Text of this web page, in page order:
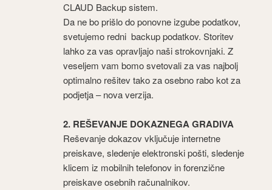
CLAUD Backup sistem.
Da ne bo prišlo do ponovne izgube podatkov,
svetujemo redni backup podatkov. Storitev
lahko za vas opravljajo naši strokovnjaki. Z
veseljem vam bomo svetovali za vas najbolj
optimalno rešitev tako za osebno rabo kot za
podjetja – nova verzija.
2. REŠEVANJE DOKAZNEGA GRADIVA
Reševanje dokazov vključuje internetne
preiskave, sledenje elektronski pošti, sledenje
klicem iz mobilnih telefonov in forenzične
preiskave osebnih računalnikov.